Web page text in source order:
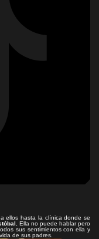
ellos hasta la clínica donde se
Ella no puede hablar pero
sus sentimientos con ella y
de sus padres.